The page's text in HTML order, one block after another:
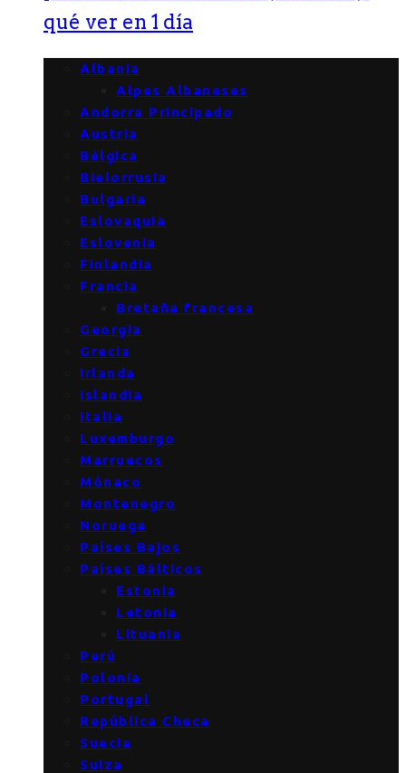
qué ver en 1 día
Albania
Alpes Albaneses
Andorra Principado
Austria
Bélgica
Bielorrusia
Bulgaria
Eslovaquia
Eslovenia
Finlandia
Francia
Bretaña francesa
Georgia
Grecia
Irlanda
Islandia
Italia
Luxemburgo
Marruecos
Mónaco
Montenegro
Noruega
Países Bajos
Países Bálticos
Estonia
Letonia
Lituania
Perú
Polonia
Portugal
República Checa
Suecia
Suiza